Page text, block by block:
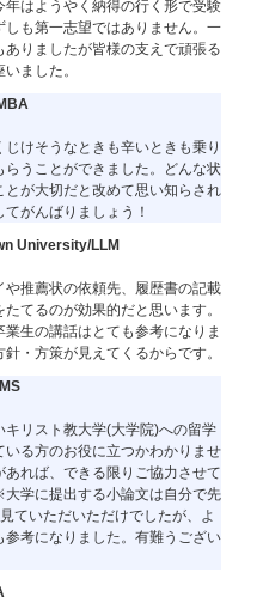
はようやく納得の行く形で受験
も第一志望ではありません。一
りましたが皆様の支えで頑張る
ました。
けそうなときも辛いときも乗り
うことができました。どんな状
が大切だと改めて思い知らされ
がんばりましょう！
University/LLM
推薦状の依頼先、履歴書の記載
てるのが効果的だと思います。
生の講話はとても参考になりま
・方策が見えてくるからです。
リスト教大学(大学院)への留学
る方のお役に立つかわかりませ
れば、できる限りご協力させて
学に提出する小論文は自分で先
ていただいただけでしたが、よ
考になりました。有難うござい